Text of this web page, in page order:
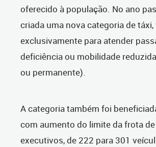
oferecido à população. No ano
criada uma nova categoria de
exclusivamente para atender
deficiência ou mobilidade
ou permanente).
A categoria também foi
com aumento do limite da frota
executivos, de 222 para 301